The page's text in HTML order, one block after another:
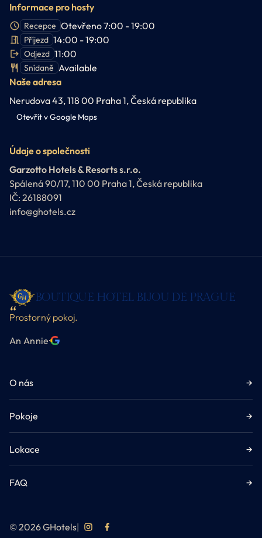
Informace pro hosty
Recepce Otevřeno 7:00 - 19:00
Příjezd 14:00 - 19:00
Odjezd 11:00
Snídaně Available
Naše adresa
Nerudova 43, 118 00 Praha 1, Česká republika
Otevřít v Google Maps
Údaje o společnosti
Garzotto Hotels & Resorts s.r.o.
Spálená 90/17, 110 00 Praha 1, Česká republika
IČ: 26188091
info@ghotels.cz
BOUTIQUE HOTEL BIJOU DE PRAGUE
Prostorný pokoj.
An Annie·
O nás →
Pokoje →
Lokace →
FAQ →
© 2026 GHotels|